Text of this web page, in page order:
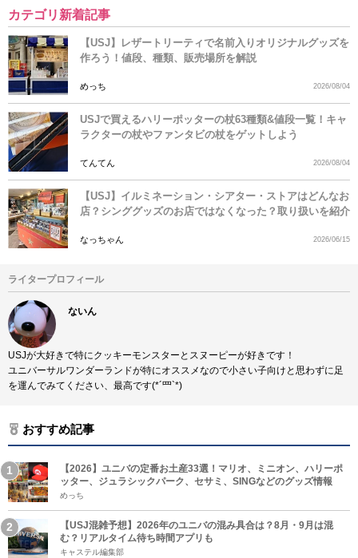
カテゴリ新着記事
【USJ】レザートリーティで名前入りオリジナルグッズを
作ろう！値段、種類、販売場所を解説
めっち 2026/08/04
USJで買えるハリーポッターの杖63種類&値段一覧！キャ
ラクターの杖やファンタビの杖をゲットしよう
てんてん 2026/08/04
【USJ】イルミネーション・シアター・ストアはどんなお
店？シンググッズのお店ではなくなった？取り扱いを紹介
なっちゃん 2026/06/15
ライタープロフィール
ないん
USJが大好きで特にクッキーモンスターとスヌーピーが好きです！
ユニバーサルワンダーランドが特にオススメなので小さい子向けと思わずに足
を運んでみてください、最高です(*´罒`*)
おすすめ記事
【2026】ユニバの定番お土産33選！マリオ、ミニオン、ハリーポ
ッター、ジュラシックパーク、セサミ、SINGなどのグッズ情報
めっち
【USJ混雑予想】2026年のユニバの混み具合は？8月・9月は混
む？リアルタイム待ち時間アプリも
キャステル編集部